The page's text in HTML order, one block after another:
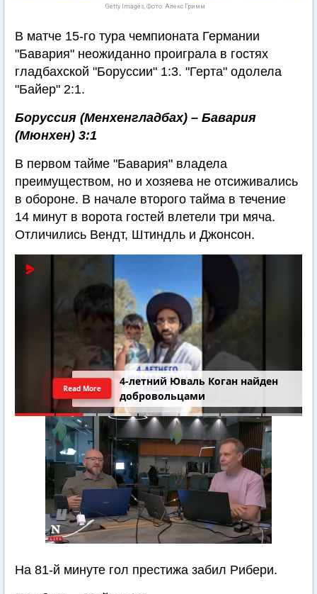
Getty Images, Фото: Алекс Гримм
В матче 15-го тура чемпионата Германии
"Бавария" неожиданно проиграла в гостях
гладбахской "Боруссии" 1:3. "Герта" одолела
"Байер" 2:1.
Боруссия (Менхенгладбах) – Бавария
(Мюнхен) 3:1
В первом тайме "Бавария" владела
преимуществом, но и хозяева не отсиживались
в обороне. В начале второго тайма в течение
14 минут в ворота гостей влетели три мяча.
Отличились Вендт, Штиндль и Джонсон.
4-летний Юваль Коган найден
добровольцами
Read More
На 81-й минуте гол престижа забил Рибери.